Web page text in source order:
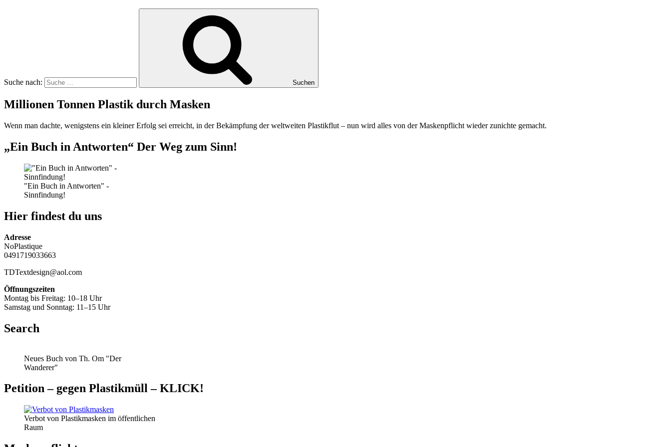
Suche nach: Suchen
Millionen Tonnen Plastik durch Masken
Wenn man dachte, wenigstens ein kleiner Erfolg sei erreicht, in der Bekämpfung der weltweiten Plastikflut – nun wird alles von der Maskenpflicht wieder zunichte gemacht.
„Ein Buch in Antworten“ Der Weg zum Sinn!
"Ein Buch in Antworten" -
Sinnfindung!
Hier findest du uns
Adresse
NoPlastique
0491719033663
TDTextdesign@aol.com
Öffnungszeiten
Montag bis Freitag: 10–18 Uhr
Samstag und Sonntag: 11–15 Uhr
Search
Neues Buch von Th. Om "Der
Wanderer"
Petition – gegen Plastikmüll – KLICK!
Verbot von Plastikmasken im öffentlichen
Raum